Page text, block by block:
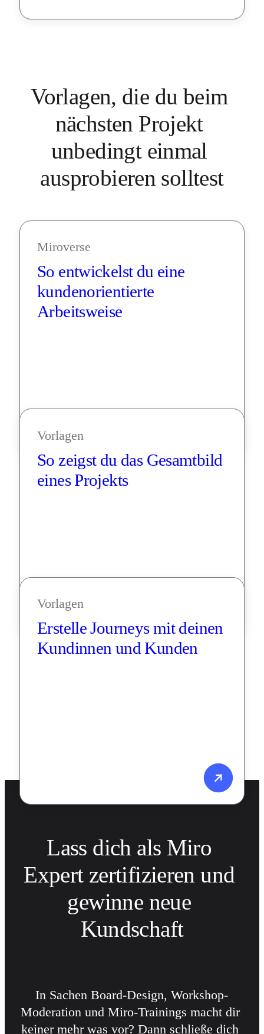
Vorlagen, die du beim
nächsten Projekt
unbedingt einmal
ausprobieren solltest
Miroverse
So entwickelst du eine
kundenorientierte
Arbeitsweise
Vorlagen
So zeigst du das Gesamtbild
eines Projekts
Vorlagen
Erstelle Journeys mit deinen
Kundinnen und Kunden
Lass dich als Miro
Expert zertifizieren und
gewinne neue
Kundschaft
In Sachen Board-Design, Workshop-
Moderation und Miro-Trainings macht dir
keiner mehr was vor? Dann schließe dich